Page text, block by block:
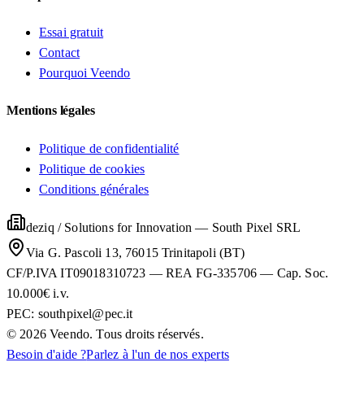
Essai gratuit
Contact
Pourquoi Veendo
Mentions légales
Politique de confidentialité
Politique de cookies
Conditions générales
deziq / Solutions for Innovation — South Pixel SRL
Via G. Pascoli 13, 76015 Trinitapoli (BT)
CF/P.IVA IT09018310723 — REA FG-335706 — Cap. Soc.
10.000€ i.v.
PEC: southpixel@pec.it
© 2026 Veendo. Tous droits réservés.
Besoin d'aide ?Parlez à l'un de nos experts